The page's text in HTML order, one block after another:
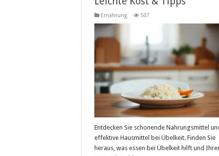
Ernährung 507
Entdecken Sie schonende Nahrungsmittel
effektive Hausmittel bei Übelkeit. Finden Sie
heraus, was essen bei Übelkeit hilft und